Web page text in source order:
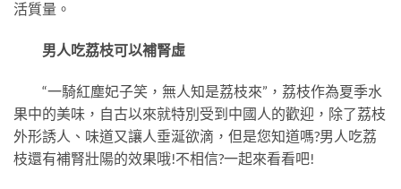
活質量。
男人吃荔枝可以補腎虛
“一騎紅塵妃子笑，無人知是荔枝來”，荔枝作為夏季水
果中的美味，自古以來就特別受到中國人的歡迎，除了荔枝
外形誘人、味道又讓人垂涎欲滴，但是您知道嗎?男人吃荔
枝還有補腎壯陽的效果哦!不相信?一起來看看吧!